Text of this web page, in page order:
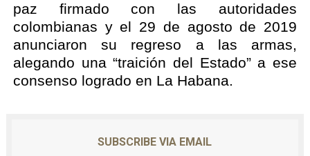
paz firmado con las autoridades
colombianas y el 29 de agosto de 2019
anunciaron su regreso a las armas,
alegando una “traición del Estado” a ese
consenso logrado en La Habana.
SUBSCRIBE VIA EMAIL